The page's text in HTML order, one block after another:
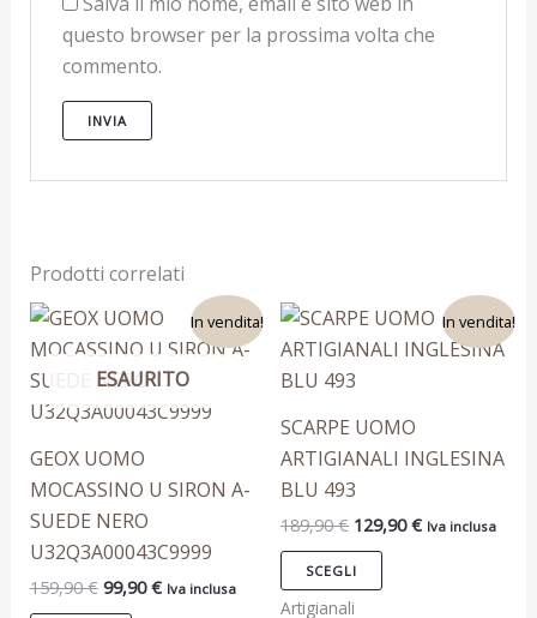
questo browser per la prossima volta che
commento.
Prodotti correlati
In vendita!
ESAURITO
GEOX UOMO
MOCASSINO U SIRON A-
SUEDE NERO
U32Q3A00043C9999
159,90€
Il
prezzo
originale
era:
99,90€
Il
prezzo
attuale
è:
Iva inclusa
Questo
prodotto
ha
più
Le
opzioni
possono
essere
scelte
In vendita!
SCARPE UOMO
ARTIGIANALI INGLESINA
BLU 493
189,90€
Il
prezzo
originale
era:
129,90€
Il
prezzo
attuale
Iva inclusa
SCEGLI
Questo
prodotto
varianti.
Le
possono
scelte
Artigianali